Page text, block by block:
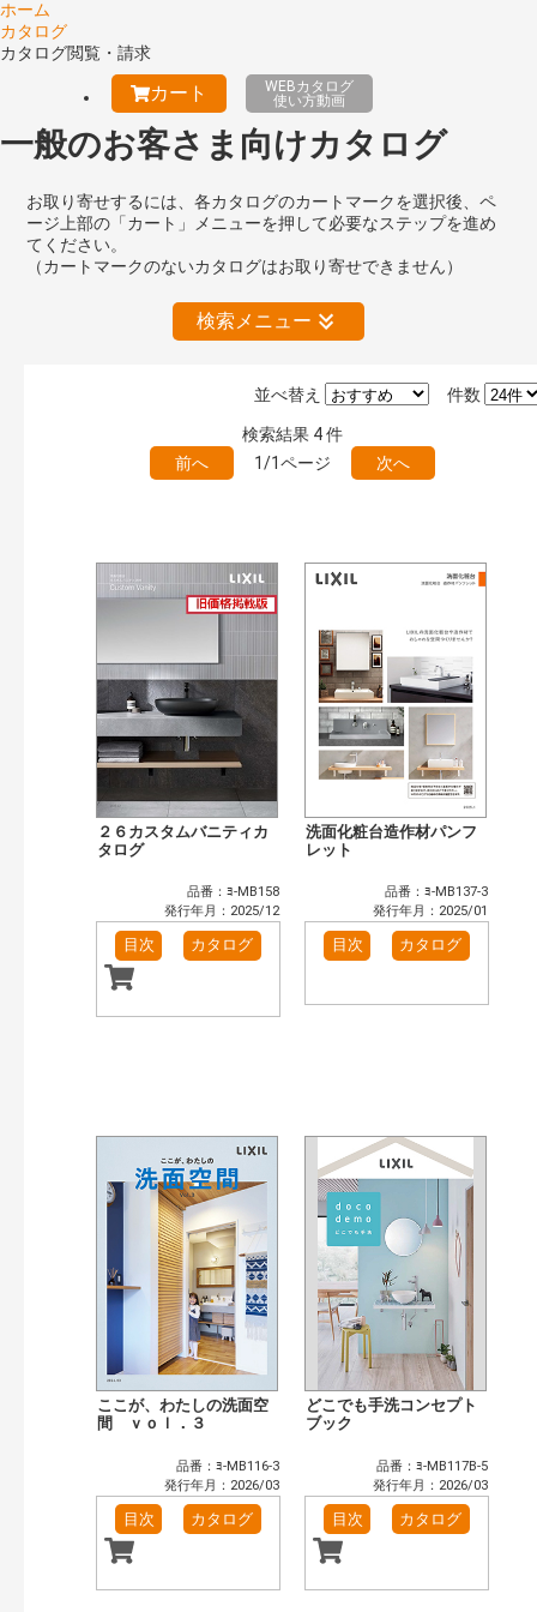
ホーム
カタログ
カタログ閲覧・請求
カート
WEBカタログ
使い方動画
一般のお客さま向けカタログ
お取り寄せするには、各カタログのカートマークを選択後、ペ
ージ上部の「カート」メニューを押して必要なステップを進め
てください。
（カートマークのないカタログはお取り寄せできません）
検索メニュー
絞り込みの解除
おすすめハッシュタグ
施工イメージ・アイデア集（4）
省エネ住宅関連（1）
補助金・優遇制度を知る（1）
カテゴリー
窓・シャッター（1）
玄関ドア・引戸（5）
インテリア建材（6）
浴室（6）
洗面化粧室（4）
太陽光発電・屋根・外壁（1）
検索
件数
並べ替え
検索結果 4件
前へ
1/1ページ 次へ
２６カスタムバニティカ
タログ
品番：ﾖ-MB158
発行年月：2025/12
目次 カタログ
洗面化粧台造作材パンフ
レット
品番：ﾖ-MB137-3
発行年月：2025/01
目次 カタログ
ここが、わたしの洗面空
間 ｖｏｌ．３
品番：ﾖ-MB116-3
発行年月：2026/03
目次 カタログ
どこでも手洗コンセプト
ブック
品番：ﾖ-MB117B-5
発行年月：2026/03
目次 カタログ